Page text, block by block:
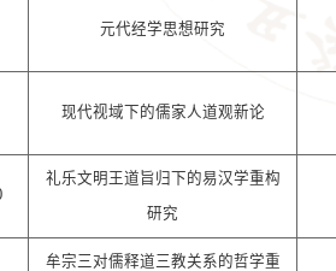
元代经学思想研究
现代视域下的儒家人道观新论
礼乐文明王道旨归下的易汉学重构
研究
牟宗三对儒释道三教关系的哲学重